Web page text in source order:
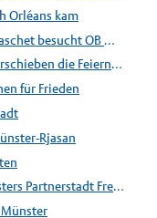
Orléans kam
Ministerpräsident Armin Laschet besucht OB Markus Lewe
„Freunde Mühlhausens“ verschieben die Feiern ins nächste Jahr
für Frieden
Rjasan
Friedlicher Protest in Münsters Partnerstadt Fresno
Münster